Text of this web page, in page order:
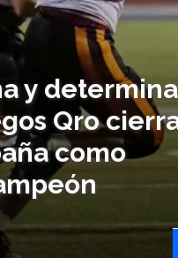
y
Qro
como